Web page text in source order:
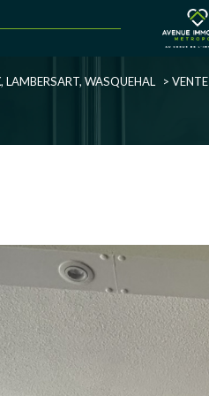
Voir les
LAMBERSART, WASQUEHAL VENTE